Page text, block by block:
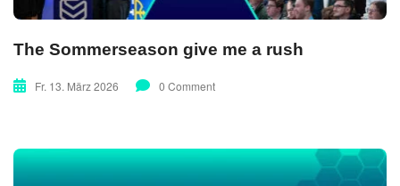
The Sommerseason give me a rush
Fr. 13. März 2026 0 Comment